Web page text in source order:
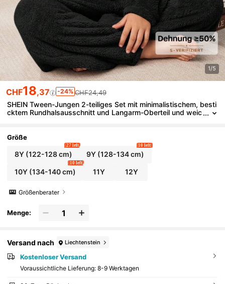
1/5
CHF18,37 -24% CHF24,49
SHEIN Tween-Jungen 2-teiliges Set mit minimalistischem, besti
cktem Rundhalsausschnitt und Langarm-Oberteil und weic
Größe
8Y(122-128 cm)
27 left
9Y (128-134 cm)
10 left
10Y(134-140 cm)
10 left
11Y 12Y
Größenberater
Menge:
Versand nach Liechtenstein
Kostenloser Versand
Voraussichtliche Lieferung: 8-9 Werktagen